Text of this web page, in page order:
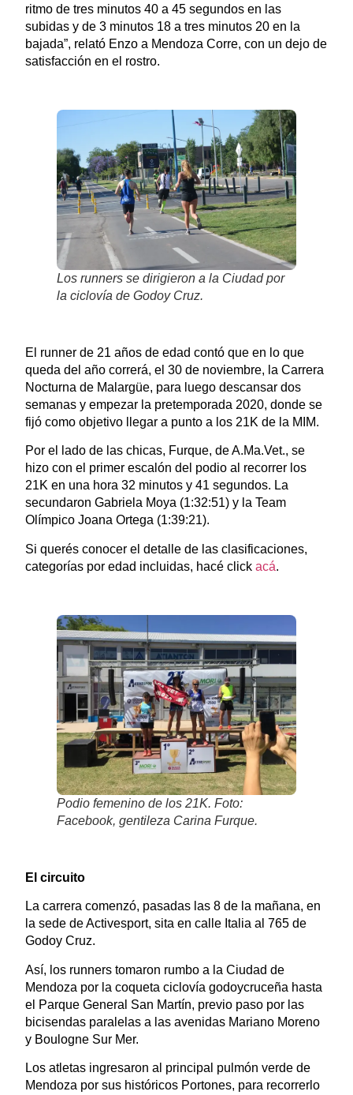
ritmo de tres minutos 40 a 45 segundos en las
subidas y de 3 minutos 18 a tres minutos 20 en la
bajada”, relató Enzo a Mendoza Corre, con un dejo de
satisfacción en el rostro.
Los runners se dirigieron a la Ciudad por
la ciclovía de Godoy Cruz.
El runner de 21 años de edad contó que en lo que
queda del año correrá, el 30 de noviembre, la Carrera
Nocturna de Malargüe, para luego descansar dos
semanas y empezar la pretemporada 2020, donde se
fijó como objetivo llegar a punto a los 21K de la MIM.
Por el lado de las chicas, Furque, de A.Ma.Vet., se
hizo con el primer escalón del podio al recorrer los
21K en una hora 32 minutos y 41 segundos. La
secundaron Gabriela Moya (1:32:51) y la Team
Olímpico Joana Ortega (1:39:21).
Si querés conocer el detalle de las clasificaciones,
categorías por edad incluidas, hacé click acá.
Podio femenino de los 21K. Foto:
Facebook, gentileza Carina Furque.
El circuito
La carrera comenzó, pasadas las 8 de la mañana, en
la sede de Activesport, sita en calle Italia al 765 de
Godoy Cruz.
Así, los runners tomaron rumbo a la Ciudad de
Mendoza por la coqueta ciclovía godoycruceña hasta
el Parque General San Martín, previo paso por las
bicisendas paralelas a las avenidas Mariano Moreno
y Boulogne Sur Mer.
Los atletas ingresaron al principal pulmón verde de
Mendoza por sus históricos Portones, para recorrerlo